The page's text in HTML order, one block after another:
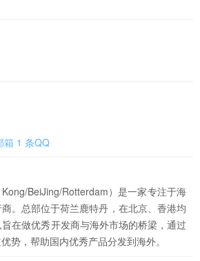
箱 1 条QQ
BeiJing/Rotterdam）是一家专注于海
。总部位于荷兰鹿特丹，在北京、香港均
在做优秀开发商与海外市场的桥梁，通过
势，帮助国内优秀产品分发到海外。